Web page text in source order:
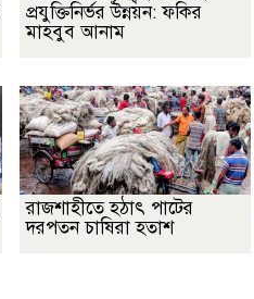
প্রযুক্তিনির্ভর উন্নয়ন: ফকির
মাহবুব আনাম
রাজশাহীতে হঠাৎ পাটের
দরপতন চাষিরা হতাশ